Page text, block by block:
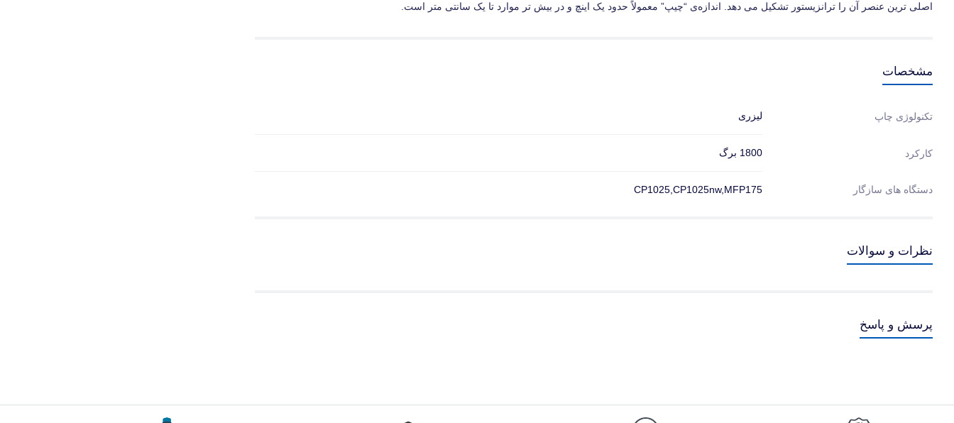
اصلی‌ ترین عنصر آن را ترانزیستور تشکیل می‌ دهد. اندازه‌ی “چیپ” معمولاً حدود یک اینچ و در بیش‌ تر موارد تا یک سانتی‌ متر است.
مشخصات
تکنولوژی چاپ لیزری
کارکرد 1800 برگ
دستگاه های سازگار CP1025,CP1025nw,MFP175
نظرات و سوالات
پرسش و پاسخ